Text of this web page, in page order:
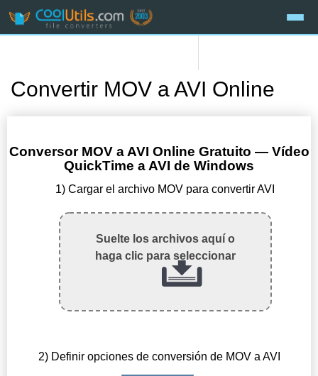
Convertir MOV a AVI Online
Conversor MOV a AVI Online Gratuito — Vídeo
QuickTime a AVI de Windows
1) Cargar el archivo MOV para convertir AVI
Suelte los archivos aquí o
haga clic para seleccionar
2) Definir opciones de conversión de MOV a AVI